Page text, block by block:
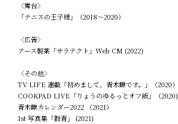
〈舞台〉
「テニスの王子様」（2018～2020）
〈広告〉
アース製薬「サラテクト」Web CM (2022)
〈その他〉
TV LIFE 連載「初めまして、青木瞭です。」（2020）
COOKPAD LIVE「りょうのゆるっとオフ飯」（2020)
青木瞭カレンダー2022 （2021）
1st 写真集「群青」 (2021)